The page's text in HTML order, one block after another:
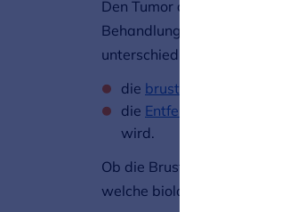
Den Tumor der erkrankten
Behandlung für fast alle
unterschiedliche
die brusterhaltende
die Entfernung der Brust
wird.
Ob die Brust erhalten
welche biologischen